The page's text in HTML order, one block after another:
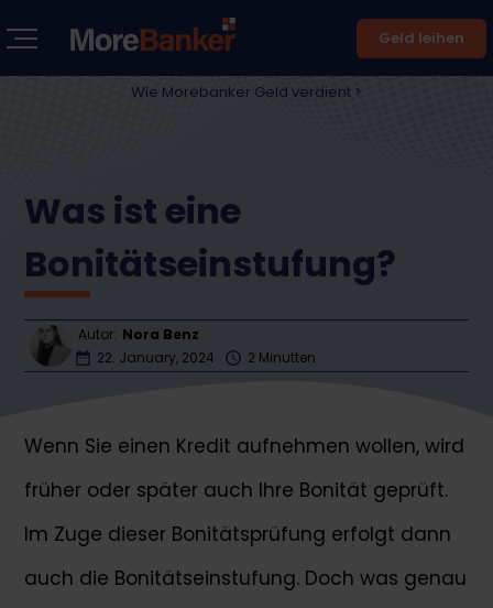
Geld leihen
Wie Morebanker Geld verdient >
Was ist eine
Bonitätseinstufung?
Autor: Nora Benz
22. January, 2024
2 Minutten
Wenn Sie einen Kredit aufnehmen wollen, wird
früher oder später auch Ihre Bonität geprüft.
Im Zuge dieser Bonitätsprüfung erfolgt dann
auch die Bonitätseinstufung. Doch was genau